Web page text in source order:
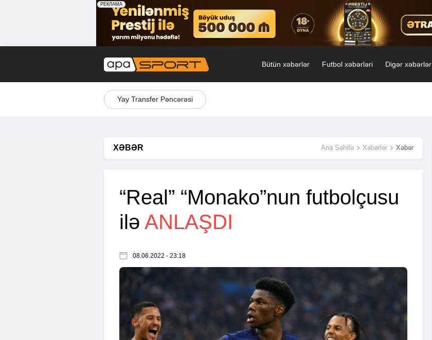
Bütün xəbərlər Futbol xəbərləri Digər xəbərlər
Yay Transfer Pəncərəsi
XƏBƏR Ana Səhifə Xəbərlər Xəbər
“Real” “Monako”nun futbolçusu
ilə ANLAŞDI
08.06.2022 - 23:18